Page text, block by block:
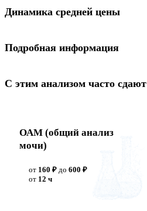
Динамика средней цены
Подробная информация
С этим анализом часто сдают
ОАМ (общий анализ
мочи)
от 160 ₽ до 600 ₽
от 12 ч